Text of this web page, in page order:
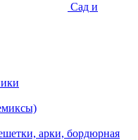
Сад и
арки, бордюрная